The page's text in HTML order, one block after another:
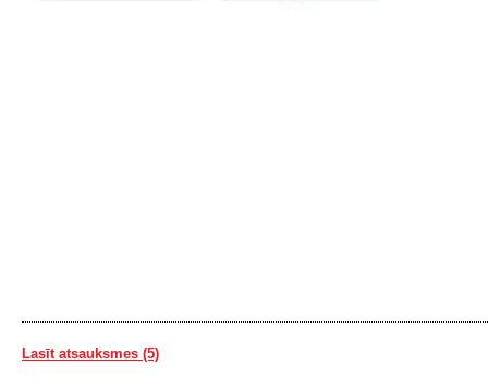
Lasīt atsauksmes (5)